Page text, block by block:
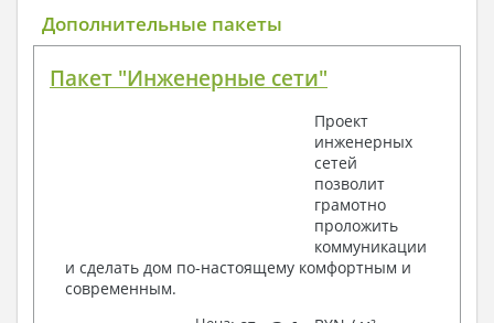
1. Архитектурный раздел:
План координационных осей
Поэтажные маркировочные планы с
Разрезы и состав конструкций
Фасады с ведомостью внешних отделок
Элементы проемов – спецификация
Ведомость перемычек – сечения и
спецификация
Экспликация полов
Дополнительные пакеты
Пакет "Инженерные сети"
Проект
инженерных
сетей
позволит
грамотно
проложить
коммуникации
и сделать дом по-настоящему комфортным и
современным.